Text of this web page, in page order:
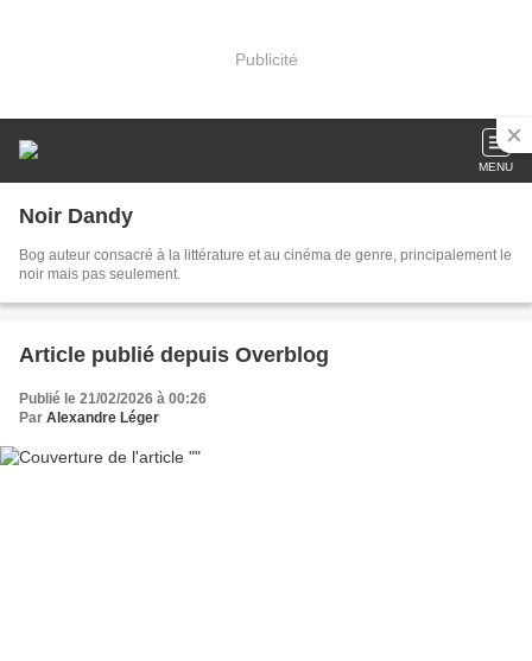
Publicité
MENU
Noir Dandy
Bog auteur consacré à la littérature et au cinéma de genre, principalement le
noir mais pas seulement.
Article publié depuis Overblog
Publié le 21/02/2026 à 00:26
Par Alexandre Léger